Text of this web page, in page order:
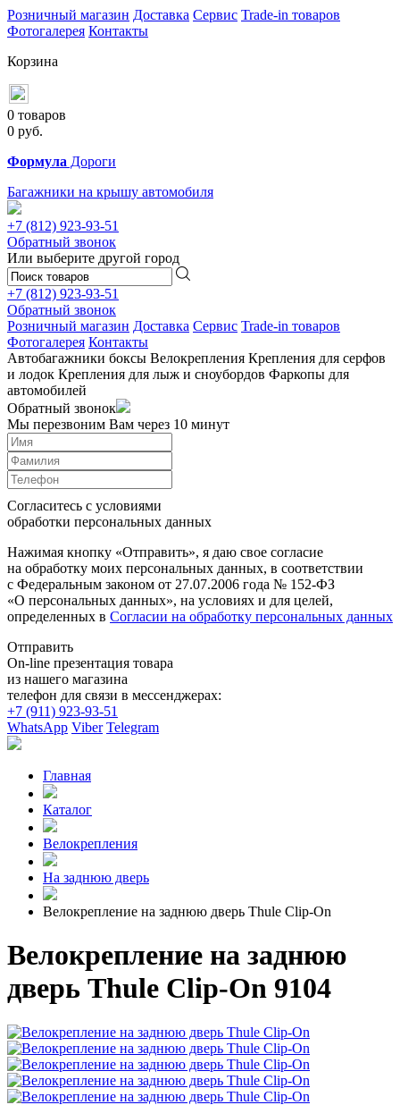
Розничный магазин Доставка Сервис Trade-in товаров
Фотогалерея Контакты
Корзина
0 товаров
0 руб.
Формула Дороги
Багажники на крышу автомобиля
+7 (812) 923-93-51
Обратный звонок
Или выберите другой город
+7 (812) 923-93-51
Обратный звонок
Розничный магазин Доставка Сервис Trade-in товаров
Фотогалерея Контакты
Автобагажники боксы Велокрепления Крепления для серфов
и лодок Крепления для лыж и сноубордов Фаркопы для
автомобилей
Обратный звонок
Мы перезвоним Вам через 10 минут
Согласитесь с условиями
обработки персональных данных
Нажимая кнопку «Отправить», я даю свое согласие
на обработку моих персональных данных, в соответствии
с Федеральным законом от 27.07.2006 года № 152-ФЗ
«О персональных данных», на условиях и для целей,
определенных в Согласии на обработку персональных данных
Отправить
On-line презентация товара
из нашего магазина
телефон для связи в мессенджерах:
+7 (911) 923-93-51
WhatsApp Viber Telegram
Главная
Каталог
Велокрепления
На заднюю дверь
Велокрепление на заднюю дверь Thule Clip-On
Велокрепление на заднюю
дверь Thule Clip-On 9104